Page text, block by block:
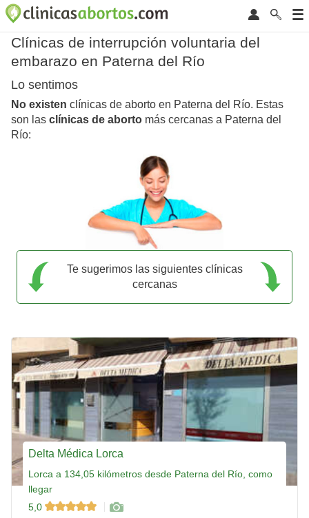
Clínicas de interrupción voluntaria del
embarazo en Paterna del Río
Lo sentimos
No existen clínicas de aborto en Paterna del Río. Estas
son las clínicas de aborto más cercanas a Paterna del
Río:
Te sugerimos las siguientes clínicas
cercanas
Delta Médica Lorca
Lorca a 134,05 kilómetros desde Paterna del Río, como
llegar
5,0